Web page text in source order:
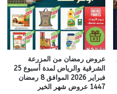
عروض رمضان من المزرعة
الشرقية والرياض لمدة أسبوع 25
فبراير 2026 الموافق 8 رمضان
1447 عروض شهر الخير